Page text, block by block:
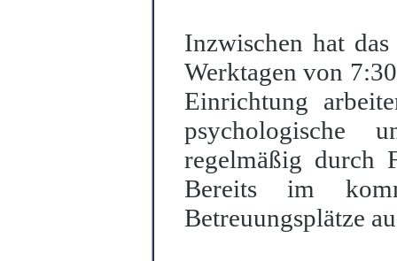
Inzwischen hat
Werktagen von
Einrichtung
psychologische
regelmäßig durch
Bereits im
Betreuungsplätze